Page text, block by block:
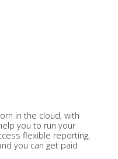
in the cloud, with
you to run your
flexible reporting,
you can get paid